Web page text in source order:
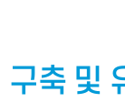
구축 및